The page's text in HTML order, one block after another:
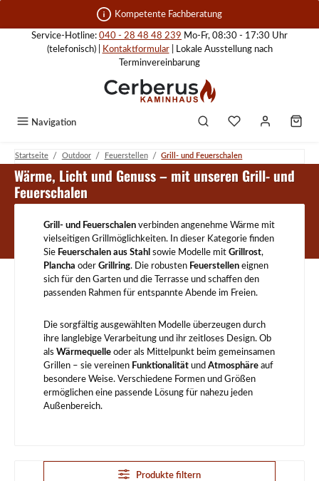
Zum Hauptinhalt springen Kompetente Fachberatung
Service-Hotline: 040 - 28 48 48 239 Mo-Fr, 08:30 - 17:30 Uhr
(telefonisch) |
Kontaktformular| Lokale Ausstellung nach
Terminvereinbarung
Navigation
Startseite / Outdoor / Feuerstellen / Grill- und Feuerschalen
Grill- und Feuerschalen
Wärme, Licht und Genuss – mit unseren Grill- und
Feuerschalen
Grill- und Feuerschalen verbinden angenehme Wärme mit
vielseitigen Grillmöglichkeiten. In dieser Kategorie finden
Sie Feuerschalen aus Stahl sowie Modelle mit Grillrost,
Plancha oder Grillring. Die robusten Feuerstellen eignen
sich für den Garten und die Terrasse und schaffen den
passenden Rahmen für entspannte Abende im Freien.
Die sorgfältig ausgewählten Modelle überzeugen durch
ihre langlebige Verarbeitung und ihr zeitloses Design. Ob
als Wärmequelle oder als Mittelpunkt beim gemeinsamen
Grillen – sie vereinen Funktionalität und Atmosphäre auf
besondere Weise. Verschiedene Formen und Größen
ermöglichen eine passende Lösung für nahezu jeden
Außenbereich.
Produkte filtern